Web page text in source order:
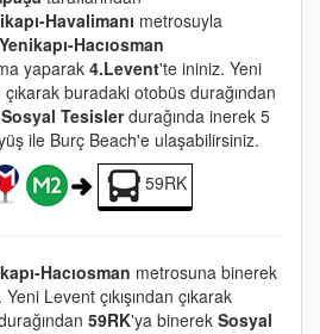
Havalimanı metrosuyla
Yenikapı-Hacıosman
yaparak 4.Levent'te ininiz. Yeni
çıkarak buradaki otobüs durağından
Sosyal Tesislerdurağında inerek 5
ile Burç Beach'e ulaşabilirsiniz.
59RK
Hacıosman metrosuna binerek
Levent çıkışından çıkarak
59RK'ya binerek Sosyal